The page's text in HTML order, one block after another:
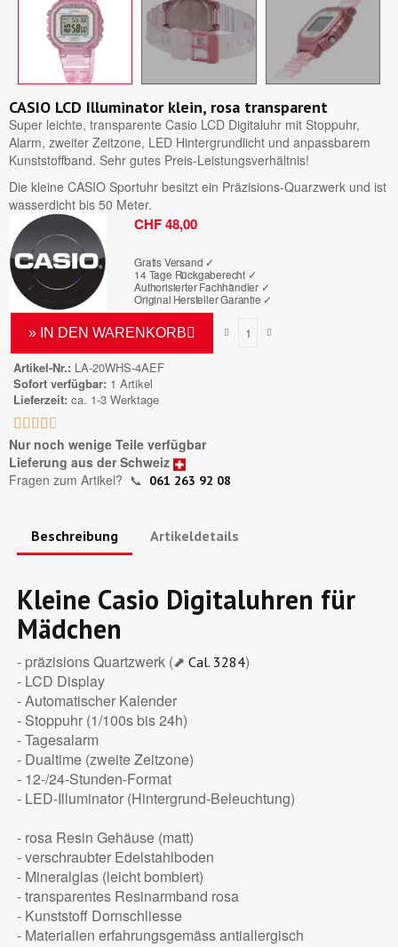
CASIO LCD Illuminator klein, rosa transparent
Super leichte, transparente Casio LCD Digitaluhr mit Stoppuhr,
Alarm, zweiter Zeitzone, LED Hintergrundlicht und anpassbarem
Kunststoffband. Sehr gutes Preis-Leistungsverhältnis!
Die kleine CASIO Sportuhr besitzt ein Präzisions-Quarzwerk und ist
wasserdicht bis 50 Meter.
CHF 48,00
Gratis Versand ✓
14 Tage Rückgaberecht ✓
Authorisierter Fachhändler ✓
Original Hersteller Garantie ✓
» IN DEN WARENKORB
Artikel-Nr. LA-20WHS-4AEF
Sofort verfügbar 1 Artikel
Lieferzeit ca. 1-3 Werktage
    
Nur noch wenige Teile verfügbar
Lieferung aus der Schweiz
Fragen zum Artikel? 📞 061 263 92 08
Beschreibung Artikeldetails
Kleine Casio Digitaluhren für
Mädchen
- präzisions Quartzwerk (⬈ Cal. 3284)
- LCD Display
- Automatischer Kalender
- Stoppuhr (1/100s bis 24h)
- Tagesalarm
- Dualtime (zweite Zeitzone)
- 12-/24-Stunden-Format
- LED-Illuminator (Hintergrund-Beleuchtung)
- rosa Resin Gehäuse (matt)
- verschraubter Edelstahlboden
- Mineralglas (leicht bombiert)
- transparentes Resinarmband rosa
- Kunststoff Dornschliesse
- Materialien erfahrungsgemäss antiallergisch